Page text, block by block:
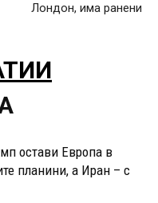
Лондон, има ранени
остави Европа в
планини, а Иран – с